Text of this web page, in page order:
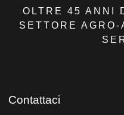
OLTRE 45 ANNI
SETTORE
Contattaci